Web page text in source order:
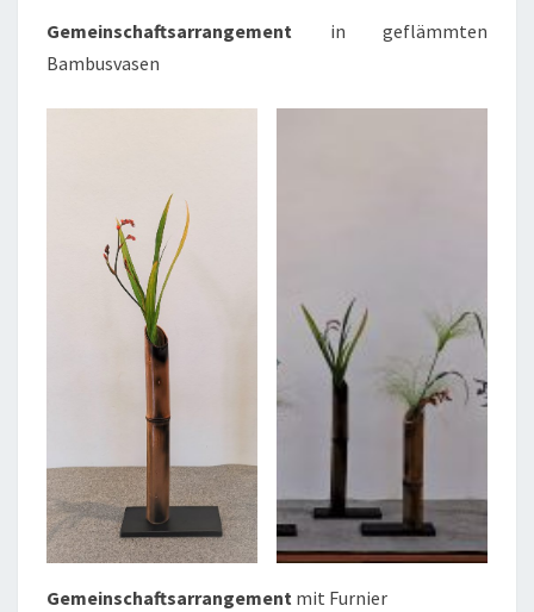
Gemeinschaftsarrangement in geflämmten
Bambusvasen
Gemeinschaftsarrangement mit Furnier